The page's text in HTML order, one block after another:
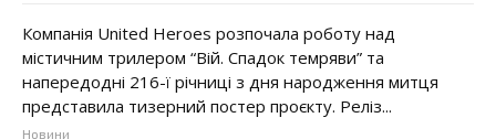
Компанія United Heroes розпочала роботу над
містичним трилером “Вій. Спадок темряви” та
напередодні 216-ї річниці з дня народження митця
представила тизерний постер проєкту. Реліз...
Новини